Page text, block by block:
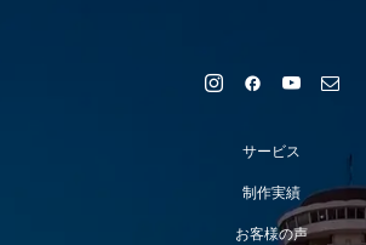
サービス
制作実績
お客様の声